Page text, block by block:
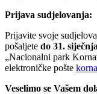
Prijava sudjelovanja:
Prijavite svoje
pošaljete do 31.
„Nacionalni park
elektroničke pošte
Veselimo se Vašem